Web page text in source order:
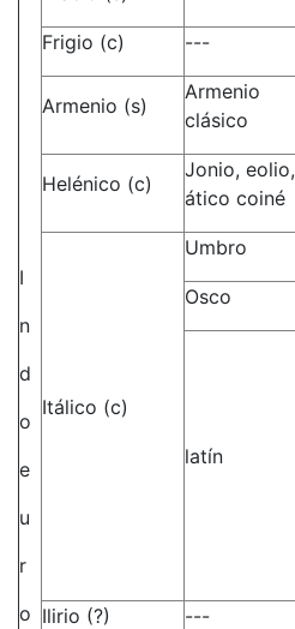
I
n
d
o
e
u
r
o
Frigio (c) ---
Armenio (s)
Armenio
clásico
Helénico (c)
Jonio, eolio,
ático coiné
Itálico (c)
Umbro
Osco
latín
Ilirio (?) ---